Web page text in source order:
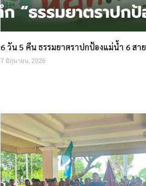
6 วัน 5 คืน ธรรมยาตราปกป้องแม่น้ำ 6 สาย
7 มิถุนายน, 2026